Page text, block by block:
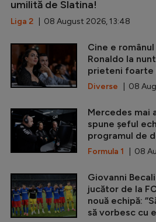
umilită de Slatina!
Liga 2 | 08 August 2026, 13:48
Cine e
Ronaldo la
prieteni foarte
Diverse | 08
Mercedes mai
spune șeful
programul de
Formula 1 | 08
Giovanni
jucător de la
nouă echipă:
să vorbesc cu